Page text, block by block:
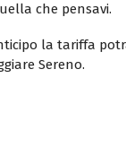
che pensavi.
la tariffa
Sereno.